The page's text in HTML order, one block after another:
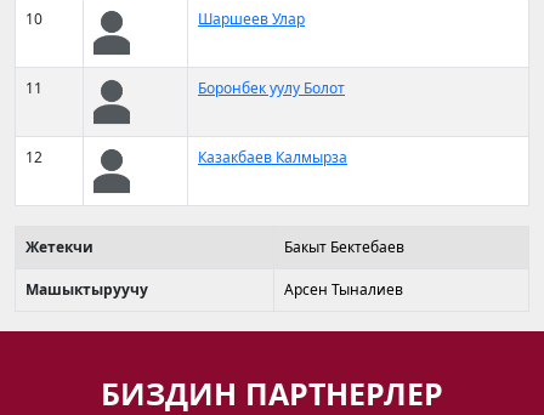
10 Шаршеев Улар
11 Боронбек уулу Болот
12 Казакбаев Калмырза
Жетекчи Бакыт Бектебаев
Машыктыруучу Арсен Тыналиев
БИЗДИН ПАРТНЕРЛЕР